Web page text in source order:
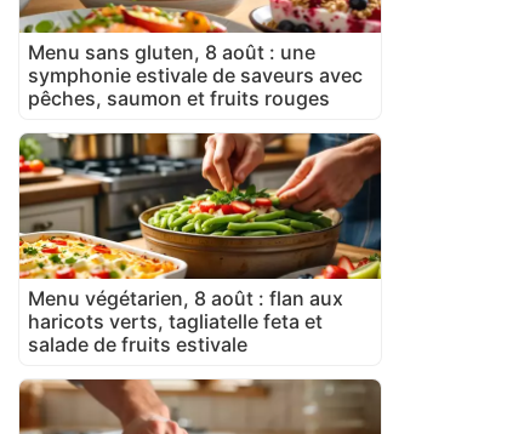
Menu sans gluten, 8 août : une
symphonie estivale de saveurs avec
pêches, saumon et fruits rouges
Menu végétarien, 8 août : flan aux
haricots verts, tagliatelle feta et
salade de fruits estivale